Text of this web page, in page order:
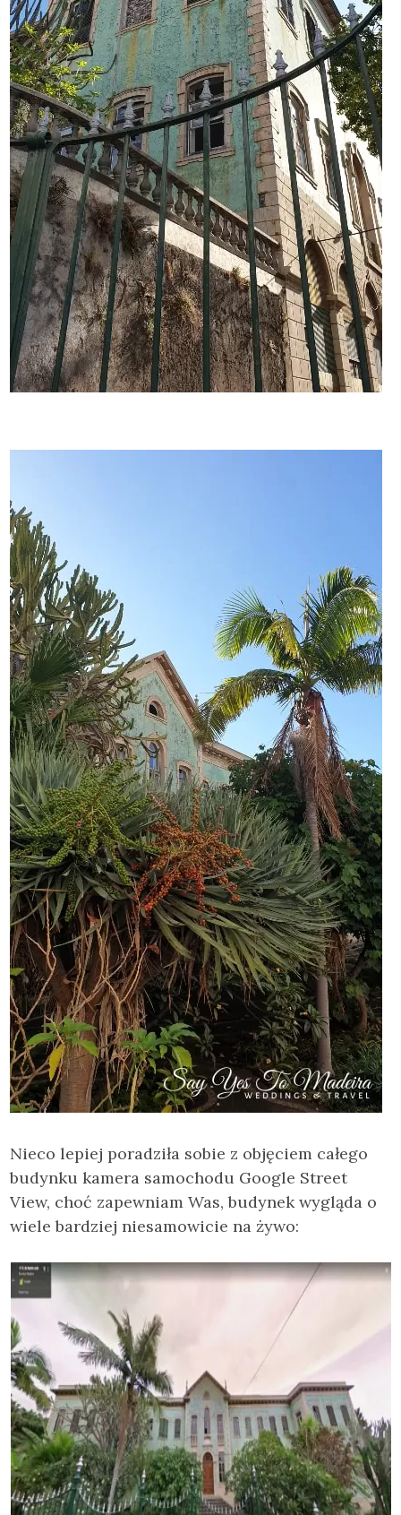
Nieco lepiej poradziła sobie z objęciem całego
budynku kamera samochodu Google Street
View, choć zapewniam Was, budynek wygląda o
wiele bardziej niesamowicie na żywo: